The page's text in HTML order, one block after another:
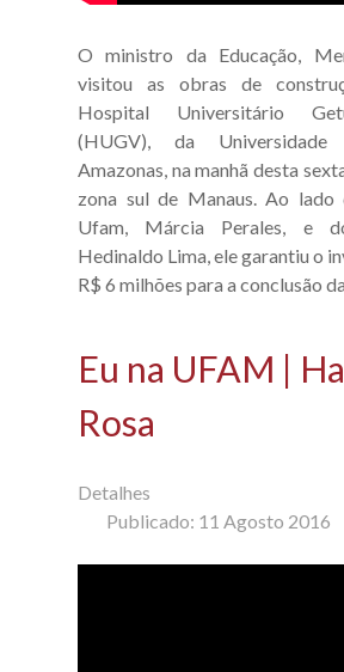
O ministro da Educação,
visitou as obras de
Hospital Universitário
(HUGV), da
Amazonas, na manhã desta
zona sul de Manaus. Ao
Ufam, Márcia Perales, e
Hedinaldo Lima, ele garantiu o
R$ 6 milhões para a conclusão
Eu na UFAM |
Rosa
Detalhes
Publicado: 11 Agosto 2016